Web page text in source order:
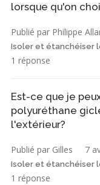
lorsque qu'on
Publié par Philippe
Isoler et étanchéiser
1 réponse
Est-ce que je
polyuréthane
l'extérieur?
Publié par Gilles 7
Isoler et étanchéiser
1 réponse